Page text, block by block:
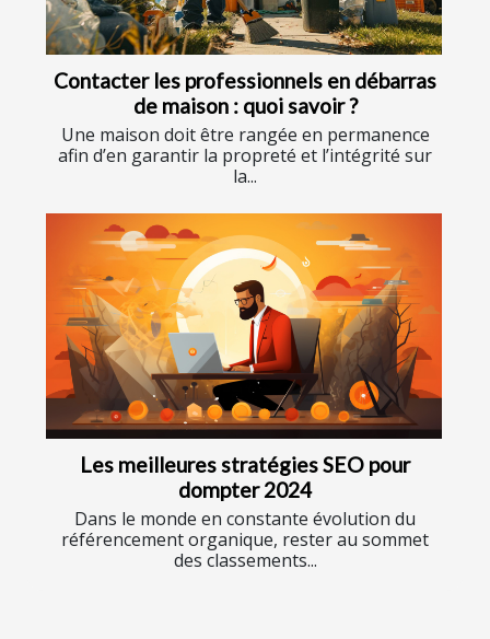
Contacter les professionnels en débarras
de maison : quoi savoir ?
Une maison doit être rangée en permanence
afin d’en garantir la propreté et l’intégrité sur
la...
Les meilleures stratégies SEO pour
dompter 2024
Dans le monde en constante évolution du
référencement organique, rester au sommet
des classements...